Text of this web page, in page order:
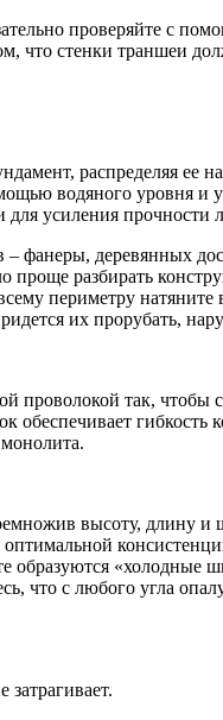
проверяйте с
что стенки траншеи
распределяя ее
водяного уровня и
усиления прочности
– фанеры, деревянных
разбирать
периметру натяните
их прорубать,
так, чтобы
обеспечивает
высоту,
образуются
что с любого угла